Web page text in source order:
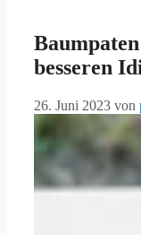
besseren
26. Juni 2023 von